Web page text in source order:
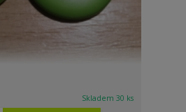
Skladem 30 ks